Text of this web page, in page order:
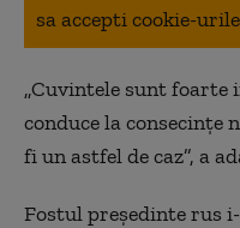
sa accepti cookie-
„Cuvintele sunt foarte
conduce la consecinţe
fi un astfel de caz”, a
Fostul preşedinte rus